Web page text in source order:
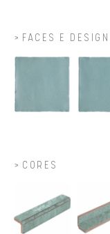
FACES E DESIGN
CORES